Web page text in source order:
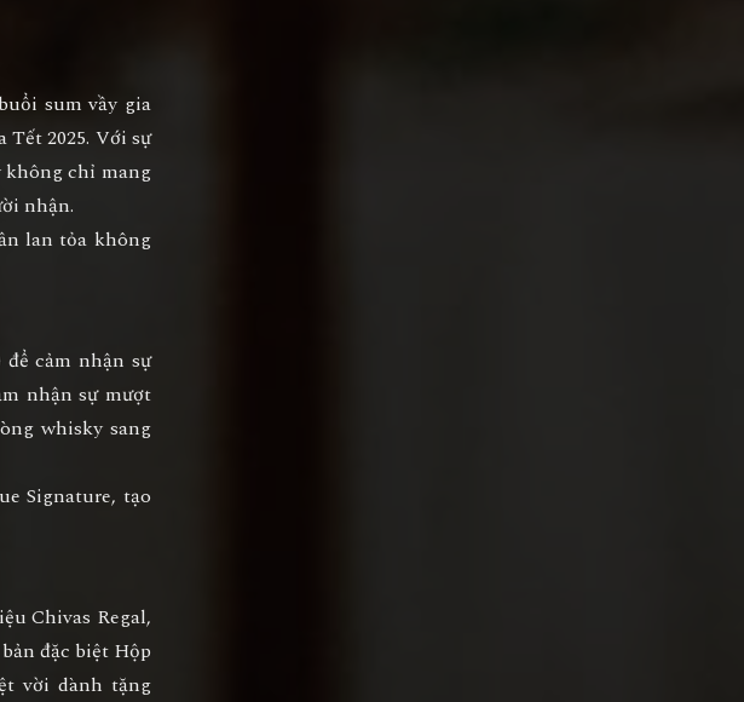
sum vầy gia
2025. Với sự
không chỉ mang
nhận.
lan tỏa không
cảm nhận sự
nhận sự mượt
whisky sang
Signature, tạo
Chivas Regal,
đặc biệt Hộp
vời dành tặng